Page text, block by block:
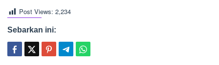
Post Views: 2,234
Sebarkan ini: